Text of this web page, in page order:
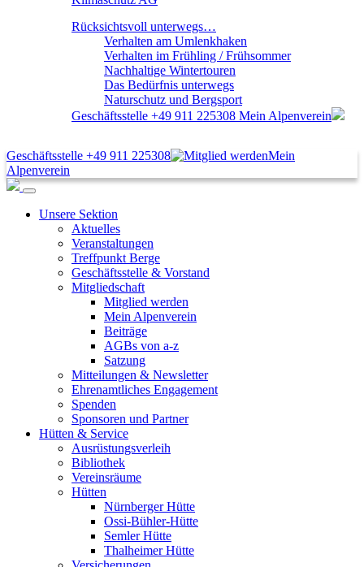
Rücksichtsvoll unterwegs…
Verhalten am Umlenkhaken
Verhalten im Frühling / Frühsommer
Nachhaltige Wintertouren
Das Bedürfnis unterwegs
Naturschutz und Bergsport
Geschäftsstelle +49 911 225308 Mein Alpenverein
Geschäftsstelle +49 911 225308
Mein
Alpenverein
Unsere Sektion
Aktuelles
Veranstaltungen
Treffpunkt Berge
Geschäftsstelle & Vorstand
Mitgliedschaft
Mitglied werden
Mein Alpenverein
Beiträge
AGBs von a-z
Satzung
Mitteilungen & Newsletter
Ehrenamtliches Engagement
Spenden
Sponsoren und Partner
Hütten & Service
Ausrüstungsverleih
Bibliothek
Vereinsräume
Hütten
Nürnberger Hütte
Ossi-Bühler-Hütte
Semler Hütte
Thalheimer Hütte